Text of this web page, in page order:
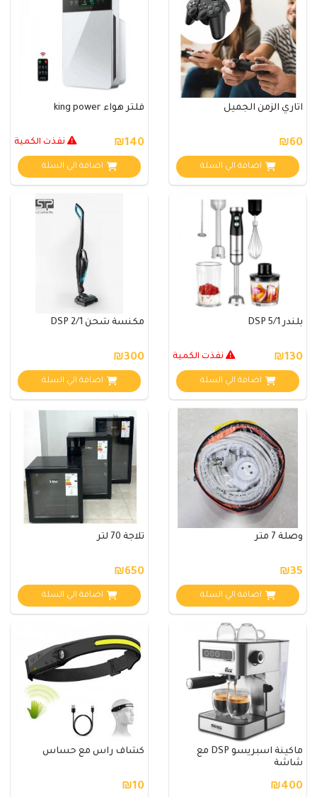
اتاري الزمن الجميل
₪60
اضافة الي السلة
فلتر هواء king power
₪140 نفذت الكمية
اضافة الي السلة
بلندر DSP 5/1
₪130 نفذت الكمية
اضافة الي السلة
مكنسة شحن DSP 2/1
₪300
اضافة الي السلة
وصلة 7 متر
₪35
اضافة الي السلة
ثلاجة 70 لتر
₪650
اضافة الي السلة
ماكينة اسبريسو DSP مع
شاشة
₪400
كشاف راس مع حساس
₪10